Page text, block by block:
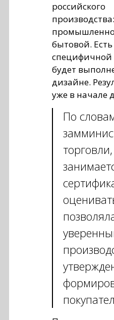
российского
бытовой.
специфичной
будет
дизайне.
уже в начале
По